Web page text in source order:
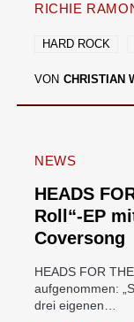
RICHIE
HARD ROCK
VON CHRISTIAN
NEWS
HEADS
Roll“-EP
Coversong
HEADS FOR
aufgenommen:
drei eigenen…